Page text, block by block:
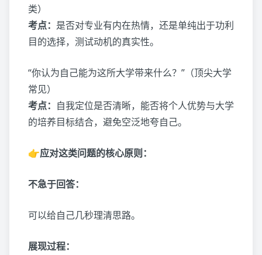
类）
考点： 是否对专业有内在热情，还是单纯出于功利
目的选择，测试动机的真实性。
“你认为自己能为这所大学带来什么？”（顶尖大学
常见）
考点： 自我定位是否清晰，能否将个人优势与大学
的培养目标结合，避免空泛地夸自己。
👉应对这类问题的核心原则：
不急于回答：
可以给自己几秒理清思路。
展现过程：